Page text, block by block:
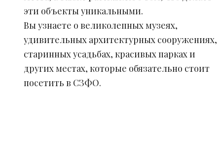
эти объекты уникальными.
Вы узнаете о великолепных музеях,
удивительных архитектурных сооружениях,
старинных усадьбах, красивых парках и
других местах, которые обязательно стоит
посетить в СЗФО.